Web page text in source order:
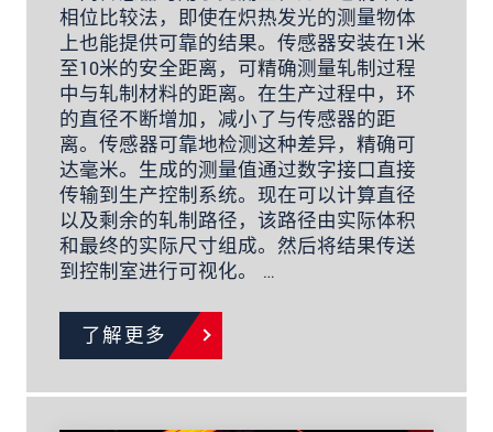
相位比较法，即使在炽热发光的测量物体
上也能提供可靠的结果。传感器安装在1米
至10米的安全距离，可精确测量轧制过程
中与轧制材料的距离。在生产过程中，环
的直径不断增加，减小了与传感器的距
离。传感器可靠地检测这种差异，精确可
达毫米。生成的测量值通过数字接口直接
传输到生产控制系统。现在可以计算直径
以及剩余的轧制路径，该路径由实际体积
和最终的实际尺寸组成。然后将结果传送
到控制室进行可视化。 …
了解更多